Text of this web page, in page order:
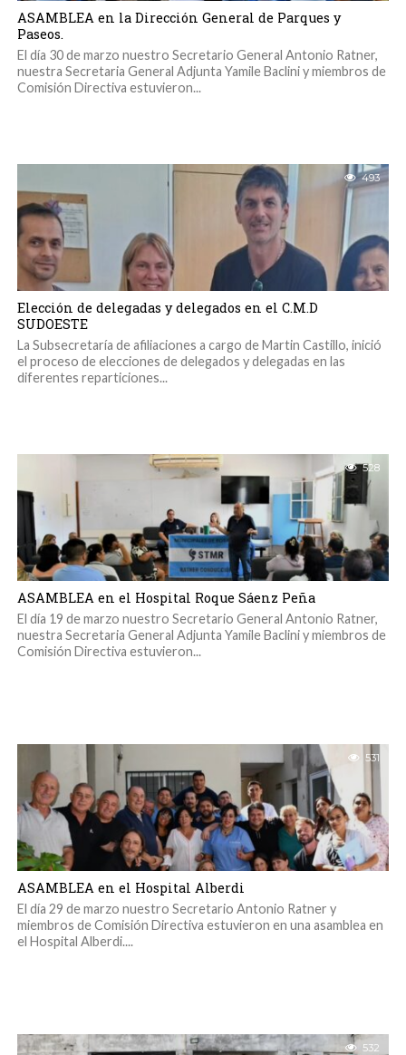
ASAMBLEA en la Dirección General de Parques y
Paseos.
El día 30 de marzo nuestro Secretario General Antonio Ratner,
nuestra Secretaria General Adjunta Yamile Baclini y miembros de
Comisión Directiva estuvieron...
493
Elección de delegadas y delegados en el C.M.D
SUDOESTE
La Subsecretaría de afiliaciones a cargo de Martin Castillo, inició
el proceso de elecciones de delegados y delegadas en las
diferentes reparticiones...
528
ASAMBLEA en el Hospital Roque Sáenz Peña
El día 19 de marzo nuestro Secretario General Antonio Ratner,
nuestra Secretaria General Adjunta Yamile Baclini y miembros de
Comisión Directiva estuvieron...
531
ASAMBLEA en el Hospital Alberdi
El día 29 de marzo nuestro Secretario Antonio Ratner y
miembros de Comisión Directiva estuvieron en una asamblea en
el Hospital Alberdi....
532